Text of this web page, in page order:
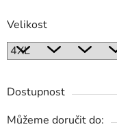
Velikost
Dostupnost
Můžeme doručit do: